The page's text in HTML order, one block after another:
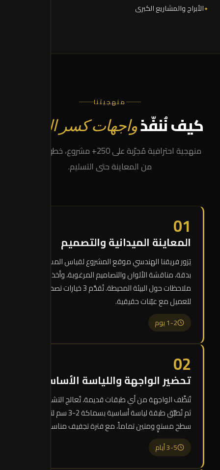
الأبراج والمشاريع الكبرى
منهجيتنا
كيف نُنفّذواجهات كسر الرخام
منهجية احترافية مُجرّبة على 250+ مشروع، خطوة بخطوة
من المعاينة حتى التسليم.
01
المعاينة الميدانية والتصميم
يَزور فريقنا الهندسي موقع المشروع لقياس المساحات
بدقة، مناقشة الألوان والتصاميم المرغوبة، وأخذ
ملاحظات حول البيئة المحيطة. تُقدَّم 3 خيارات تصميمية
للعميل مع عيّنات حقيقية.
1-2 يوم
02
تحضير الواجهة واللياسة الأساسية
تُنظَّف الواجهة من أي طبقات قديمة، تُعالج التشققات،
ثم تُطبَّق طبقة لياسة أساسية بسماكة 2-3 سم لتوفير
سطح مستوٍ ومتين تماماً، مع فترة تجفيف مناسبة.
3-5 أيام